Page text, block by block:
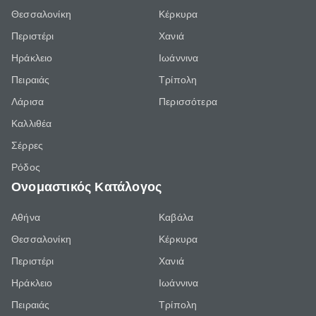
Θεσσαλονίκη
Περιστέρι
Ηράκλειο
Πειραιάς
Λάρισα
Καλλιθέα
Σέρρες
Ρόδος
Κέρκυρα
Χανιά
Ιωάννινα
Τρίπολη
Περισσότερα
Ονομαστικός Κατάλογος
Αθήνα
Θεσσαλονίκη
Περιστέρι
Ηράκλειο
Πειραιάς
Καβάλα
Κέρκυρα
Χανιά
Ιωάννινα
Τρίπολη